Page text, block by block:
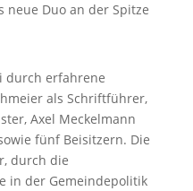
neue Duo an der Spitze
durch erfahrene
als Schriftführer,
Axel Meckelmann
fünf Beisitzern. Die
durch die
in der Gemeindepolitik